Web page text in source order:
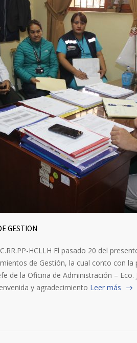
GESTION
HCLLH El pasado 20 del
de Gestión, la cual conto con la
de la Oficina de Administración –
y agradecimiento Leer más